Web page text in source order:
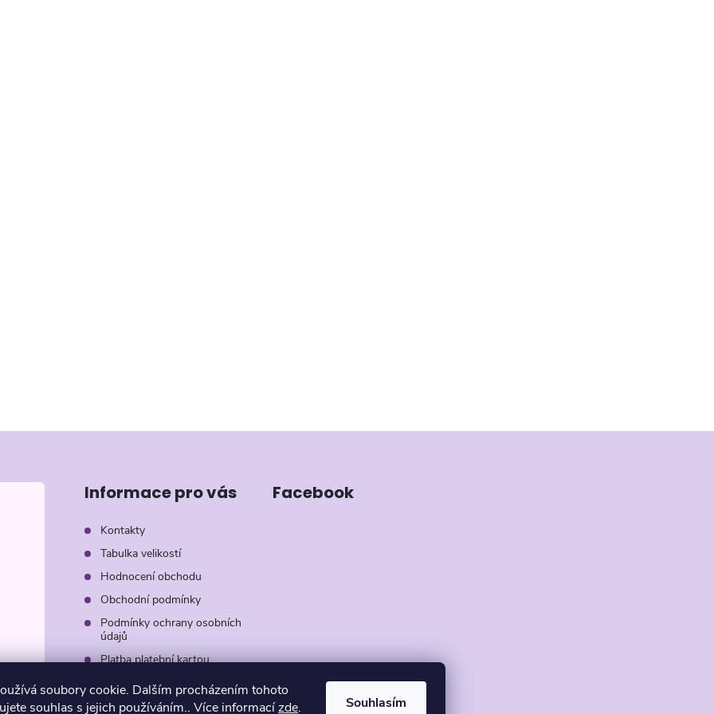
soubory cookie. Dalším procházením tohoto
souhlas s jejich používáním.. Více informacízde. Souhlasím
Informace pro vás
Kontakty
Tabulka velikostí
Hodnocení obchodu
Obchodní podmínky
Podmínky ochrany osobních
údajů
Platba platební kartou
Záruka AVON
Facebook